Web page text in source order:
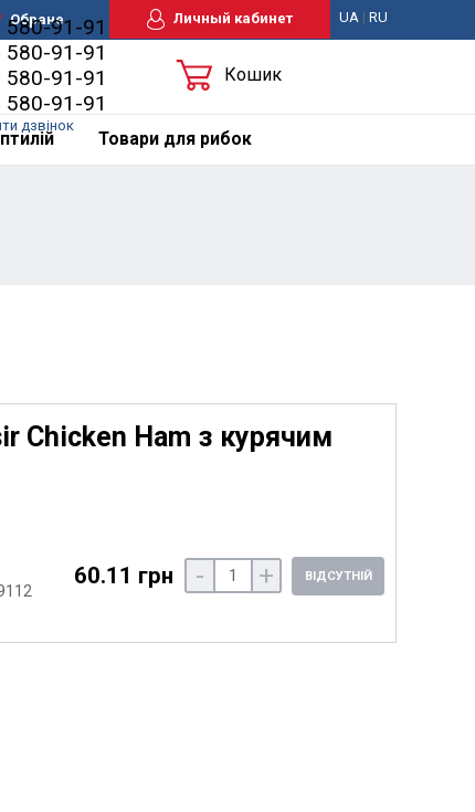
Обране Личный кабинет UA| RU
580-91-91
580-91-91
580-91-91
580-91-91
дзвінок
Кошик
Товари для рибок
Chicken Ham з курячим
60.11 грн - + ВІДСУТНІЙ